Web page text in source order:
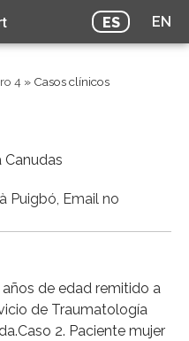
ES EN
4 » Casos clínicos
Canudas
Puigbó, Email no
de edad remitido a
de Traumatología
2. Paciente mujer